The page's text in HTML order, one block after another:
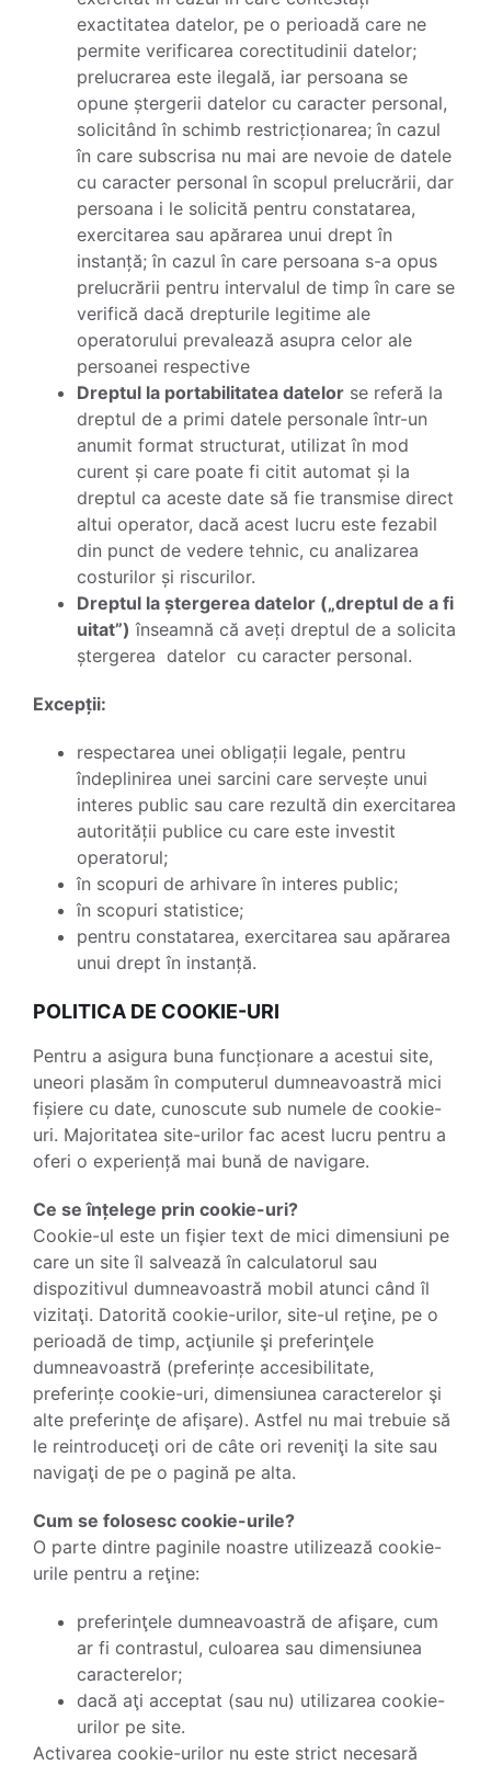
exactitatea datelor, pe o perioadă care ne
permite verificarea corectitudinii datelor;
prelucrarea este ilegală, iar persoana se
opune ștergerii datelor cu caracter personal,
solicitând în schimb restricționarea; în cazul
în care subscrisa nu mai are nevoie de datele
cu caracter personal în scopul prelucrării, dar
persoana i le solicită pentru constatarea,
exercitarea sau apărarea unui drept în
instanță; în cazul în care persoana s-a opus
prelucrării pentru intervalul de timp în care se
verifică dacă drepturile legitime ale
operatorului prevalează asupra celor ale
persoanei respective
Dreptul la portabilitatea datelor se referă la
dreptul de a primi datele personale într-un
anumit format structurat, utilizat în mod
curent și care poate fi citit automat și la
dreptul ca aceste date să fie transmise direct
altui operator, dacă acest lucru este fezabil
din punct de vedere tehnic, cu analizarea
costurilor și riscurilor.
Dreptul la ștergerea datelor („dreptul de a fi
uitat”) înseamnă că aveți dreptul de a solicita
ștergerea datelor cu caracter personal.
Excepții:
respectarea unei obligații legale, pentru
îndeplinirea unei sarcini care servește unui
interes public sau care rezultă din exercitarea
autorității publice cu care este investit
operatorul;
în scopuri de arhivare în interes public;
în scopuri statistice;
pentru constatarea, exercitarea sau apărarea
unui drept în instanță.
POLITICA DE COOKIE-URI
Pentru a asigura buna funcționare a acestui site,
uneori plasăm în computerul dumneavoastră mici
fișiere cu date, cunoscute sub numele de cookie-
uri. Majoritatea site-urilor fac acest lucru pentru a
oferi o experiență mai bună de navigare.
Ce se înțelege prin cookie-uri?
Cookie-ul este un fişier text de mici dimensiuni pe
care un site îl salvează în calculatorul sau
dispozitivul dumneavoastră mobil atunci când îl
vizitaţi. Datorită cookie-urilor, site-ul reţine, pe o
perioadă de timp, acţiunile şi preferinţele
dumneavoastră (preferințe accesibilitate,
preferințe cookie-uri, dimensiunea caracterelor şi
alte preferinţe de afişare). Astfel nu mai trebuie să
le reintroduceţi ori de câte ori reveniţi la site sau
navigaţi de pe o pagină pe alta.
Cum se folosesc cookie-urile?
O parte dintre paginile noastre utilizează cookie-
urile pentru a reţine:
preferinţele dumneavoastră de afişare, cum
ar fi contrastul, culoarea sau dimensiunea
caracterelor;
dacă aţi acceptat (sau nu) utilizarea cookie-
urilor pe site.
Activarea cookie-urilor nu este strict necesară